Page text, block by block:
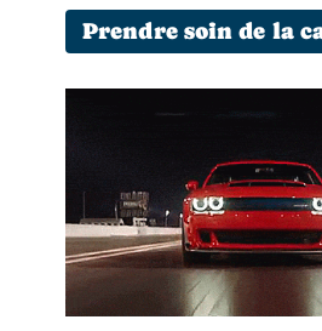
Prendre soin de la